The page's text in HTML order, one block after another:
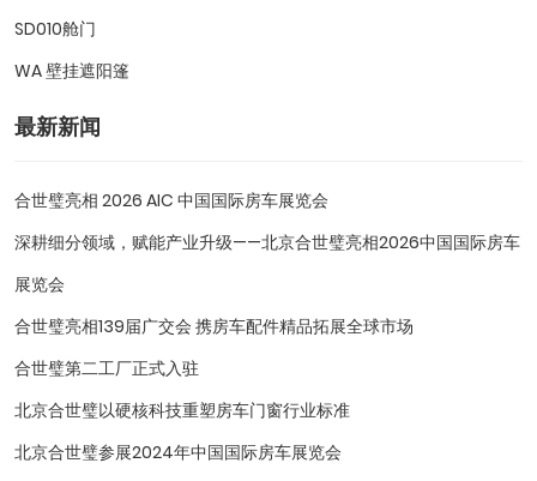
SD010舱门
WA 壁挂遮阳篷
最新新闻
合世璧亮相 2026 AIC 中国国际房车展览会
深耕细分领域，赋能产业升级——北京合世璧亮相2026中国国际房车
展览会
合世璧亮相139届广交会 携房车配件精品拓展全球市场
合世璧第二工厂正式入驻
北京合世璧以硬核科技重塑房车门窗行业标准
北京合世璧参展2024年中国国际房车展览会